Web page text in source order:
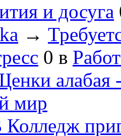
и досуга
→
0 в
алабая
мир
Колледж